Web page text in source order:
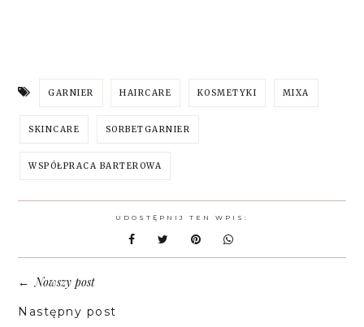
GARNIER HAIRCARE KOSMETYKI MIXA
SKINCARE SORBETGARNIER
WSPÓŁPRACA BARTEROWA
UDOSTĘPNIJ TEN WPIS:
←Nowszy post
Następny post